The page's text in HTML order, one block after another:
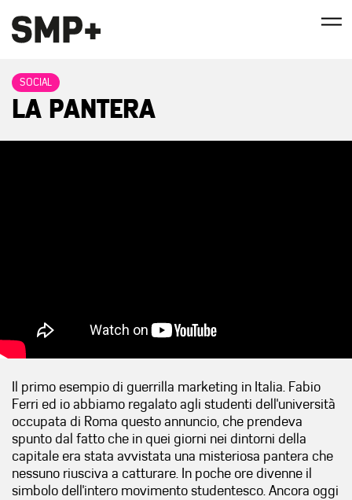
SOCIAL
LA PANTERA
Il primo esempio di guerrilla marketing in Italia. Fabio
Ferri ed io abbiamo regalato agli studenti dell'università
occupata di Roma questo annuncio, che prendeva
spunto dal fatto che in quei giorni nei dintorni della
capitale era stata avvistata una misteriosa pantera che
nessuno riusciva a catturare. In poche ore divenne il
simbolo dell'intero movimento studentesco. Ancora oggi